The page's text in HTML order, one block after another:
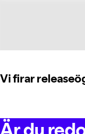
Vi firar